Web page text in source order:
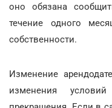
оно обязана
течение одного
собственности.
Изменение
изменения